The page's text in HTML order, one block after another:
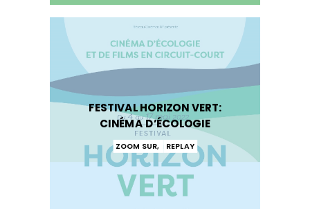
FESTIVAL HORIZON VERT:
CINÉMA D’ÉCOLOGIE
ZOOM SUR, REPLAY